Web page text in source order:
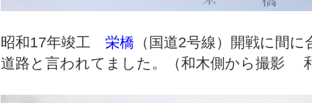
昭和17年竣工栄橋 （国道2号線）開戦に間
道路と言われてました。（和木側から撮影